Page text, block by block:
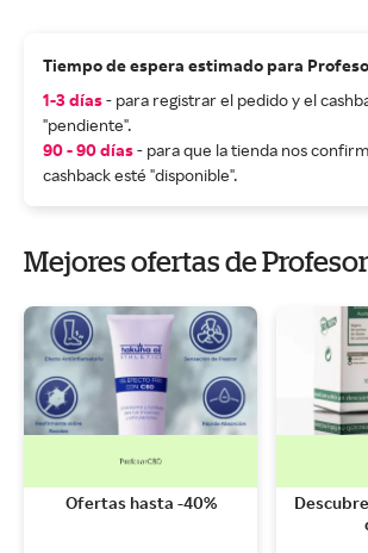
Tiempo de espera estimado para
1-3 días- para registrar el pedido y el
"pendiente".
90 - 90 días- para que la tienda nos
cashback esté "disponible".
Mejores ofertas de
Ofertas hasta -40%